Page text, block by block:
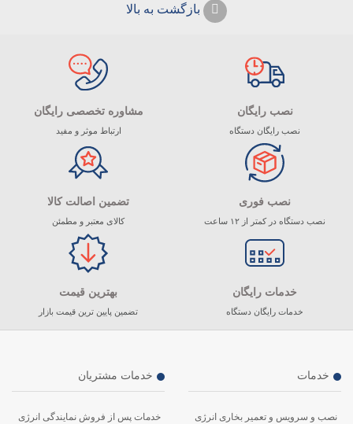
بازگشت به بالا
نصب رایگان
نصب رایگان دستگاه
مشاوره تخصصی رایگان
ارتباط موثر و مفید
نصب فوری
نصب دستگاه در کمتر از ۱۲ ساعت
تضمین اصالت کالا
کالای معتبر و مطمئن
خدمات رایگان
خدمات رایگان دستگاه
بهترین قیمت
تضمین پایین ترین قیمت بازار
خدمات
نصب و سرویس و تعمیر بخاری انرژی
خدمات مشتریان
خدمات پس از فروش نمایندگی انرژی